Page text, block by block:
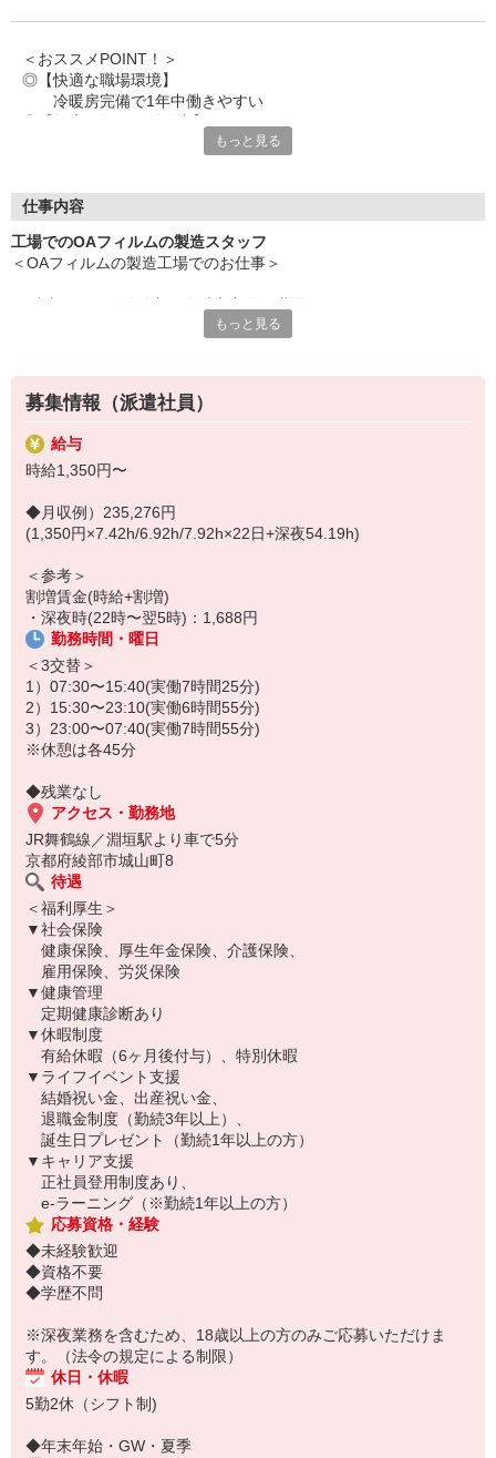
＜おススメPOINT！＞
◎【快適な職場環境】
冷暖房完備で1年中働きやすい
20代〜40代の男性スタッフが在籍
◎【プライベートも充実】
◎【キャリアアップも目指せる】
派遣から正社員登用のチャンスあり
◎【カンタンWeb面談】スマホで楽々
◎【週払いOK】ピンチの時も助かる
＜応募のながれ＞
STEP1：応募（Webまたはお電話）
STEP2：登録・面談（Web・営業所・出張登録OK)
STEP3：職場見学
STEP4：お仕事スタート！
少しでも気になった方は、まずは「ご応募」ください。
・まずはお仕事の相談をしたい
・職場見学をしてから決めたい
という方も大歓迎。
履歴書不要！スマホから約1〜2分で完了します！
もっと見る
仕事内容
工場でのOAフィルムの製造スタッフ
＜OAフィルムの製造工場でのお仕事＞
【作業内容】
・OAフィルムの製造
※未経験歓迎で充実した研修があり安心
※冷暖房完備で1年中快適な職場環境
※残業なしで仕事後の予定も立てやすい
※髪型・髪色自由、ひげOK
※駐車場から職場まで徒歩1分で通勤ラクラク
もっと見る
募集情報（派遣社員）
給与
時給1,350円〜
◆月収例）235,276円
(1,350円×7.42h/6.92h/7.92h×22日+深夜54.19h)
＜参考＞
割増賃金(時給+割増)
・深夜時(22時〜翌5時)：1,688円
勤務時間・曜日
＜3交替＞
1）07:30〜15:40(実働7時間25分)
2）15:30〜23:10(実働6時間55分)
3）23:00〜07:40(実働7時間55分)
※休憩は各45分
◆残業なし
アクセス・勤務地
JR舞鶴線／淵垣駅より車で5分
京都府綾部市城山町8
待遇
＜福利厚生＞
▼社会保険
健康保険、厚生年金保険、介護保険、
雇用保険、労災保険
▼健康管理
定期健康診断あり
▼休暇制度
有給休暇（6ヶ月後付与）、特別休暇
▼ライフイベント支援
結婚祝い金、出産祝い金、
退職金制度（勤続3年以上）、
誕生日プレゼント（勤続1年以上の方）
▼キャリア支援
正社員登用制度あり、
e-ラーニング（※勤続1年以上の方）
応募資格・経験
◆未経験歓迎
◆資格不要
◆学歴不問
※深夜業務を含むため、18歳以上の方のみご応募いただけま
す。（法令の規定による制限）
休日・休暇
5勤2休（シフト制)
◆年末年始・GW・夏季